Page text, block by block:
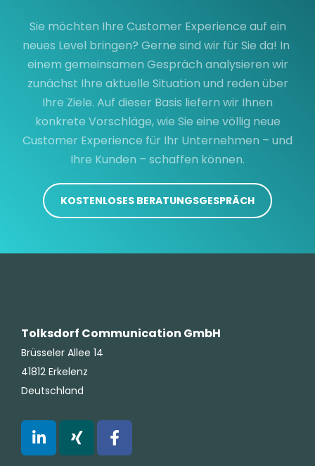
Sie möchten Ihre Customer Experience auf ein
neues Level bringen? Gerne sind wir für Sie da! In
einem gemeinsamen Gespräch analysieren wir
zunächst Ihre aktuelle Situation und reden über
Ihre Ziele. Auf dieser Basis liefern wir Ihnen
konkrete Vorschläge, wie Sie eine völlig neue
Customer Experience für Ihr Unternehmen – und
Ihre Kunden – schaffen können.
KOSTENLOSES BERATUNGSGESPRÄCH
Tolksdorf Communication GmbH
Brüsseler Allee 14
41812 Erkelenz
Deutschland